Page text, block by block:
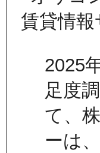
2025
足度
て、
ーは